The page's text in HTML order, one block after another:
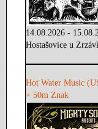
14.08.2026 -
Hostašovice u
Hot Water Music
+ 50m Znak